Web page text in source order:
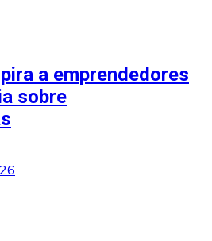
a emprendedores
sobre